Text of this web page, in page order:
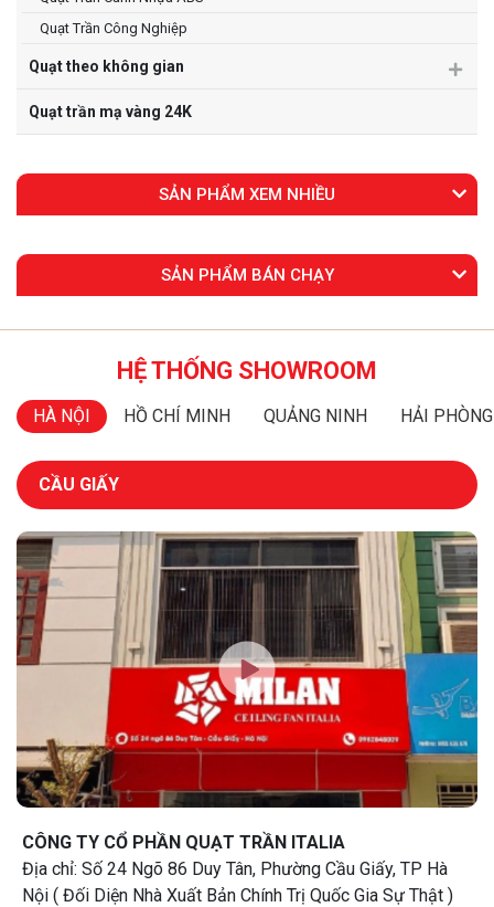
Quạt Trần Công Nghiệp
Quạt theo không gian
Quạt trần mạ vàng 24K
SẢN PHẨM XEM NHIỀU
SẢN PHẨM BÁN CHẠY
HỆ THỐNG SHOWROOM
HÀ NỘI HỒ CHÍ MINH QUẢNG NINH HẢI PHÒNG
CẦU GIẤY
CÔNG TY CỔ PHẦN QUẠT TRẦN ITALIA
Địa chỉ: Số 24 Ngõ 86 Duy Tân, Phường Cầu Giấy, TP Hà
Nội ( Đối Diện Nhà Xuất Bản Chính Trị Quốc Gia Sự Thật )